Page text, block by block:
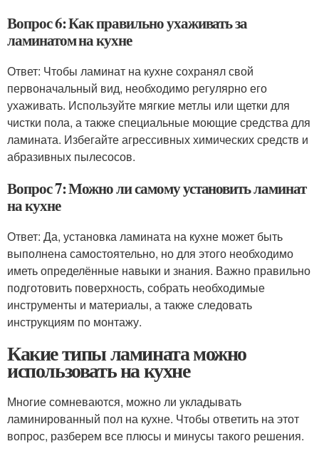
Вопрос 6: Как правильно ухаживать за
ламинатом на кухне
Ответ: Чтобы ламинат на кухне сохранял свой
первоначальный вид, необходимо регулярно его
ухаживать. Используйте мягкие метлы или щетки для
чистки пола, а также специальные моющие средства для
ламината. Избегайте агрессивных химических средств и
абразивных пылесосов.
Вопрос 7: Можно ли самому установить ламинат
на кухне
Ответ: Да, установка ламината на кухне может быть
выполнена самостоятельно, но для этого необходимо
иметь определённые навыки и знания. Важно правильно
подготовить поверхность, собрать необходимые
инструменты и материалы, а также следовать
инструкциям по монтажу.
Какие типы ламината можно
использовать на кухне
Многие сомневаются, можно ли укладывать
ламинированный пол на кухне. Чтобы ответить на этот
вопрос, разберем все плюсы и минусы такого решения.